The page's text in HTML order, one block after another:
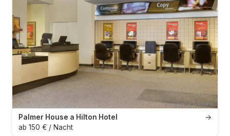
→
Palmer House a Hilton Hotel
ab 150 € / Nacht